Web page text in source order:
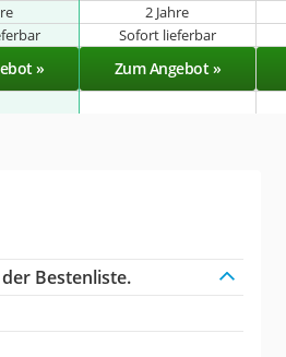
2 Jahre
Sofort lieferbar
» Zum Angebot »
Bestenliste.